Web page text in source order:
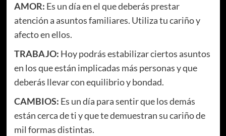
AMOR: Es un día en el que deberás prestar
atención a asuntos familiares. Utiliza tu cariño y
afecto en ellos.
TRABAJO: Hoy podrás estabilizar ciertos asuntos
en los que están implicadas más personas y que
deberás llevar con equilibrio y bondad.
CAMBIOS: Es un día para sentir que los demás
están cerca de ti y que te demuestran su cariño de
mil formas distintas.